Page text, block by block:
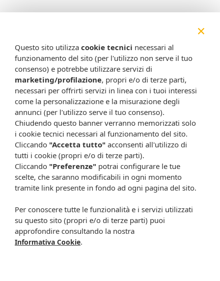
Vitamina B6 3 mg
Vitamina B12 1,5 mcg
Vitamina C 180 mg
Acido folico 300 mcg
Formato
48 compresse.
Attenzione:
Ogni scheda che troverai sul nostro sito è da considerarsi a scopo
informativo, utile alla guida dell’acquisto del prodotto. Non
sostituisce né il foglietto illustrativo (o la descrizione riportata sulla
×
Questo sito utilizza cookie tecnici necessari al
funzionamento del sito (per l'utilizzo non serve il tuo
consenso) e potrebbe utilizzare servizi di
marketing/profilazione, propri e/o di terze parti,
necessari per offrirti servizi in linea con i tuoi interessi
come la personalizzazione e la misurazione degli
annunci (per l'utilizzo serve il tuo consenso).
Chiudendo questo banner verranno memorizzati solo
i cookie tecnici necessari al funzionamento del sito.
Cliccando "Accetta tutto" acconsenti all'utilizzo di
tutti i cookie (propri e/o di terze parti).
Cliccando "Preferenze" potrai configurare le tue
scelte, che saranno modificabili in ogni momento
tramite link presente in fondo ad ogni pagina del sito.
Per conoscere tutte le funzionalità e i servizi utilizzati
su questo sito (propri e/o di terze parti) puoi
approfondire consultando la nostra
Informativa Cookie.